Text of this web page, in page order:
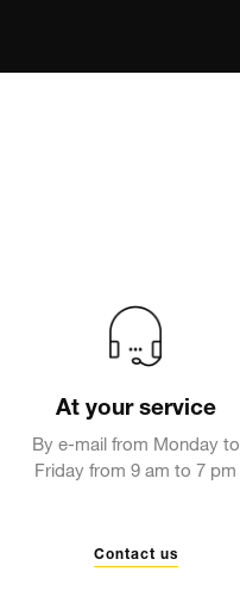
At your service
By e-mail from Monday to
Friday from 9 am to 7 pm
Contact us